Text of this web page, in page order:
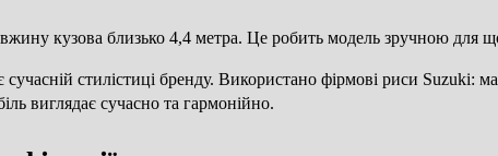
кузова близько 4,4 метра. Це робить модель зручною для
стилістиці бренду. Використано фірмові риси Suzuki:
виглядає сучасно та гармонійно.